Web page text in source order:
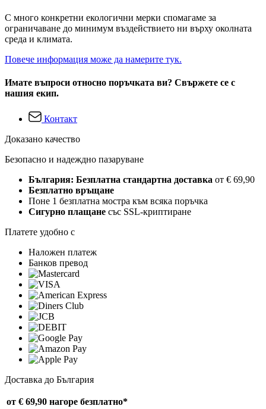
С много конкретни екологични мерки спомагаме за
ограничаване до минимум въздействието ни върху околната
среда и климата.
Повече информация може да намерите тук.
Имате въпроси относно поръчката ви? Свържете се с
нашия екип.
Контакт
Доказано качество
Безопасно и надеждно пазаруване
България: Безплатна стандартна доставка от € 69,90
Безплатно връщане
Поне 1 безплатна мостра към всяка поръчка
Сигурно плащане със SSL-криптиране
Платете удобно с
Наложен платеж
Банков превод
Доставка до България
от € 69,90 нагоре безплатно*